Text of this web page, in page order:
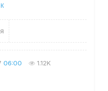
06:00 1.12K